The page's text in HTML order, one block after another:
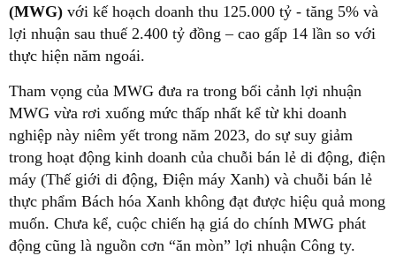
(MWG) với kế hoạch doanh thu 125.000 tỷ - tăng 5% và
lợi nhuận sau thuế 2.400 tỷ đồng – cao gấp 14 lần so với
thực hiện năm ngoái.
Tham vọng của MWG đưa ra trong bối cảnh lợi nhuận
MWG vừa rơi xuống mức thấp nhất kể từ khi doanh
nghiệp này niêm yết trong năm 2023, do sự suy giảm
trong hoạt động kinh doanh của chuỗi bán lẻ di động, điện
máy (Thế giới di động, Điện máy Xanh) và chuỗi bán lẻ
thực phẩm Bách hóa Xanh không đạt được hiệu quả mong
muốn. Chưa kể, cuộc chiến hạ giá do chính MWG phát
động cũng là nguồn cơn “ăn mòn” lợi nhuận Công ty.